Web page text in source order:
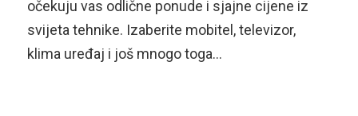
očekuju vas odlične ponude i sjajne cijene iz
svijeta tehnike. Izaberite mobitel, televizor,
klima uređaj i još mnogo toga…